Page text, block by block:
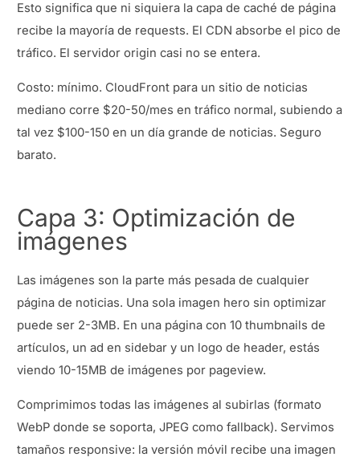
Esto significa que ni siquiera la capa de caché de página
recibe la mayoría de requests. El CDN absorbe el pico de
tráfico. El servidor origin casi no se entera.
Costo: mínimo. CloudFront para un sitio de noticias
mediano corre $20-50/mes en tráfico normal, subiendo a
tal vez $100-150 en un día grande de noticias. Seguro
barato.
Capa 3: Optimización de
imágenes
Las imágenes son la parte más pesada de cualquier
página de noticias. Una sola imagen hero sin optimizar
puede ser 2-3MB. En una página con 10 thumbnails de
artículos, un ad en sidebar y un logo de header, estás
viendo 10-15MB de imágenes por pageview.
Comprimimos todas las imágenes al subirlas (formato
WebP donde se soporta, JPEG como fallback). Servimos
tamaños responsive: la versión móvil recibe una imagen